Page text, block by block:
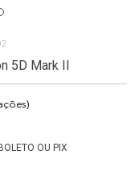
5D Mark II
)
OU PIX